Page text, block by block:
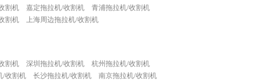
割机 嘉定拖拉机/收割机
青浦拖拉机/收割机
割机 上海周边拖拉机/收割机
割机 深圳拖拉机/收割机
杭州拖拉机/收割机
/收割机 长沙拖拉机/收割机
南京拖拉机/收割机